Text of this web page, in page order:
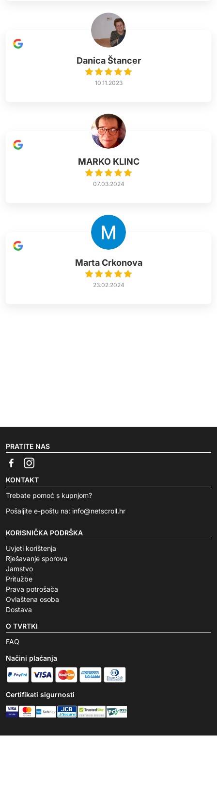
Danica Štancer
10.11.2023
MARKO KLINC
07.03.2024
Marta Crkonova
23.02.2024
PRATITE NAS
KONTAKT
Trebate pomoć s kupnjom?
Pošaljite e-poštu na: info@netscroll.hr
KORISNIČKA PODRŠKA
Uvjeti korištenja
Rješavanje sporova
Jamstvo
Pritužbe
Prava potrošača
Ovlaštena osoba
Dostava
O TVRTKI
FAQ
Načini plaćanja
Certifikati sigurnosti